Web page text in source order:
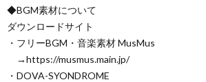
◆BGM素材について
ダウンロードサイト
・フリーBGM・音楽素材 MusMus
→https://musmus.main.jp/
・DOVA-SYONDROME